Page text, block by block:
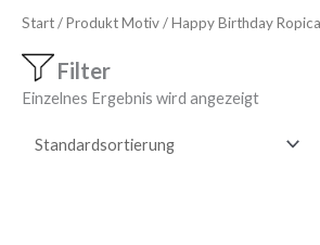
Start/ Produkt Motiv / Happy Birthday
Filter
Einzelnes Ergebnis wird angezeigt